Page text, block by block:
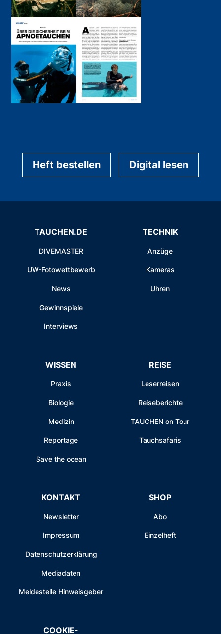
Heft bestellen Digital lesen
TAUCHEN.DE
DIVEMASTER
UW-Fotowettbewerb
News
Gewinnspiele
Interviews
TECHNIK
Anzüge
Kameras
Uhren
WISSEN
Praxis
Biologie
Medizin
Reportage
Save the ocean
REISE
Leserreisen
Reiseberichte
TAUCHEN on Tour
Tauchsafaris
KONTAKT
Newsletter
Impressum
Datenschutzerklärung
Mediadaten
Meldestelle Hinweisgeber
SHOP
Abo
Einzelheft
COOKIE-